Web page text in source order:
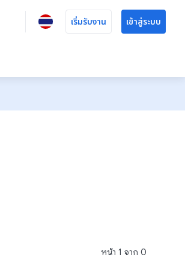
เริ่มรับงาน เข้าสู่ระบบ
หน้า 1 จาก 0